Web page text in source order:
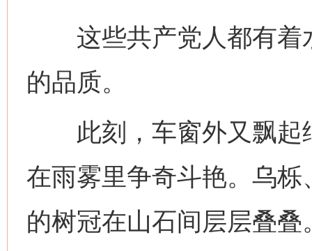
这些共产党人都有着
的品质。
此刻，车窗外又飘起
在雨雾里争奇斗艳。乌
的树冠在山石间层层叠
网上购药对药下症？